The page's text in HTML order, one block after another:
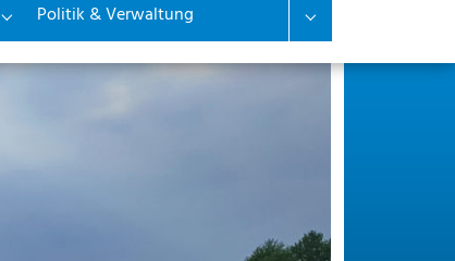
Submenu for "Wirtschaft & Wohnen"
Politik & Verwaltung Submenu for